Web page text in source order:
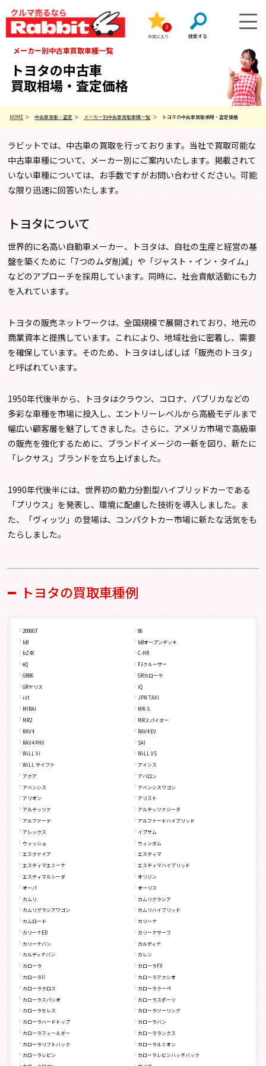
お気に入り
0
メーカー別中古車買取車種一覧
トヨタの中古車
買取相場・査定価格
HOME 中古車買取・査定 メーカー別中古車買取車種一覧 トヨタの中古車買取相場・査定価格
ラビットでは、中古車の買取を行っております。当社で買取可能な
中古車車種について、メーカー別にご案内いたします。掲載されて
いない車種については、お手数ですがお問い合わせください。可能
な限り迅速に回答いたします。
トヨタについて
世界的に名高い自動車メーカー、トヨタは、自社の生産と経営の基
盤を築くために「7つのムダ削減」や「ジャスト・イン・タイム」
などのアプローチを採用しています。同時に、社会貢献活動にも力
を入れています。
トヨタの販売ネットワークは、全国規模で展開されており、地元の
商業資本と提携しています。これにより、地域社会に密着し、需要
を確保しています。そのため、トヨタはしばしば「販売のトヨタ」
と呼ばれています。
1950年代後半から、トヨタはクラウン、コロナ、パブリカなどの
多彩な車種を市場に投入し、エントリーレベルから高級モデルまで
幅広い顧客層を魅了してきました。さらに、アメリカ市場で高級車
の販売を強化するために、ブランドイメージの一新を図り、新たに
「レクサス」ブランドを立ち上げました。
1990年代後半には、世界初の動力分割型ハイブリッドカーである
「プリウス」を発表し、環境に配慮した技術を導入しました。ま
た、「ヴィッツ」の登場は、コンパクトカー市場に新たな活気をも
たらしました。
トヨタの買取車種例
2000GT
86
bB
bBオープンデッキ
bZ4X
C-HR
eQ
FJクルーザー
GR86
GRカローラ
GRヤリス
iQ
ist
JPN TAXI
MIRAI
MR-S
MR2
MRスパイダー
RAV4
RAV4 EV
RAV4 PHV
SAI
WiLL Vi
WiLL VS
WiLL サイファ
アイシス
アクア
アバロン
アベンシス
アベンシスワゴン
アリオン
アリスト
アルテッツァ
アルテッツァジータ
アルファード
アルファードハイブリッド
アレックス
イプサム
ウィッシュ
ウィンダム
エスクァイア
エスティマ
エスティマエミーナ
エスティマハイブリッド
エスティマルシーダ
オリジン
オーパ
オーリス
カムリ
カムリグラシア
カムリグラシアワゴン
カムリハイブリッド
カムロード
カリーナ
カリーナED
カリーナサーフ
カリーナバン
カルディナ
カルディナバン
カレン
カローラ
カローラFX
カローラII
カローラアクシオ
カローラクロス
カローラクーペ
カローラスパシオ
カローラスポーツ
カローラセレス
カローラツーリング
カローラハードトップ
カローラバン
カローラフィールダー
カローラランクス
カローラリフトバック
カローラルミオン
カローラレビン
カローラレビンハッチバック